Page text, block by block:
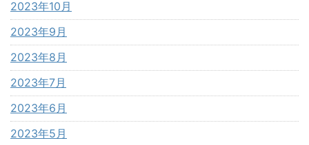
2023年10月
2023年9月
2023年8月
2023年7月
2023年6月
2023年5月